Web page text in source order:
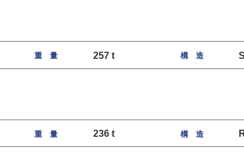
重 量 257 t 構 造
重 量 236 t 構 造